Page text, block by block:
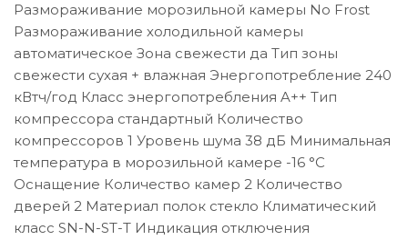
Размораживание морозильной камеры No Frost
Размораживание холодильной камеры
автоматическое Зона свежести да Тип зоны
свежести сухая + влажная Энергопотребление 240
кВтч/год Класс энергопотребления A++ Тип
компрессора стандартный Количество
компрессоров 1 Уровень шума 38 дБ Минимальная
температура в морозильной камере -16 °C
Оснащение Количество камер 2 Количество
дверей 2 Материал полок стекло Климатический
класс SN-N-ST-T Индикация отключения